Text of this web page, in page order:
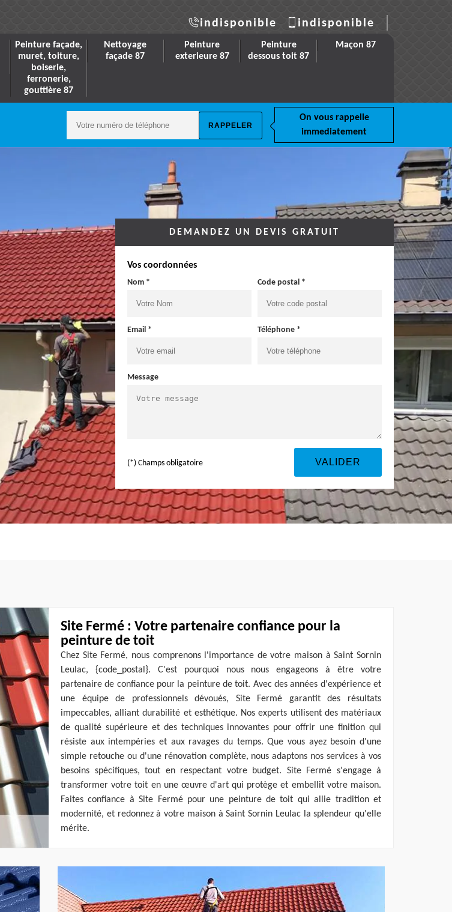
indisponible indisponible
Peinture façade,
muret, toiture,
boiserie,
ferronerie,
gouttière 87
Nettoyage
façade 87
Peinture
exterieure 87
Peinture
dessous toit 87
Maçon 87
On vous rappelle
immediatement
DEMANDEZ UN DEVIS GRATUIT
Vos coordonnées
Nom * Code postal *
Email * Téléphone *
Message
(*) Champs obligatoire
Site Fermé : Votre partenaire confiance pour la
peinture de toit
Chez Site Fermé, nous comprenons l'importance de votre maison à Saint Sornin
Leulac, {code_postal}. C'est pourquoi nous nous engageons à être votre
partenaire de confiance pour la peinture de toit. Avec des années d'expérience et
une équipe de professionnels dévoués, Site Fermé garantit des résultats
impeccables, alliant durabilité et esthétique. Nos experts utilisent des matériaux
de qualité supérieure et des techniques innovantes pour offrir une finition qui
résiste aux intempéries et aux ravages du temps. Que vous ayez besoin d'une
simple retouche ou d'une rénovation complète, nous adaptons nos services à vos
besoins spécifiques, tout en respectant votre budget. Site Fermé s'engage à
transformer votre toit en une œuvre d'art qui protège et embellit votre maison.
Faites confiance à Site Fermé pour une peinture de toit qui allie tradition et
modernité, et redonnez à votre maison à Saint Sornin Leulac la splendeur qu'elle
mérite.